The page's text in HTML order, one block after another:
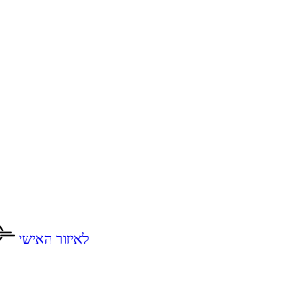
לאיזור האישי